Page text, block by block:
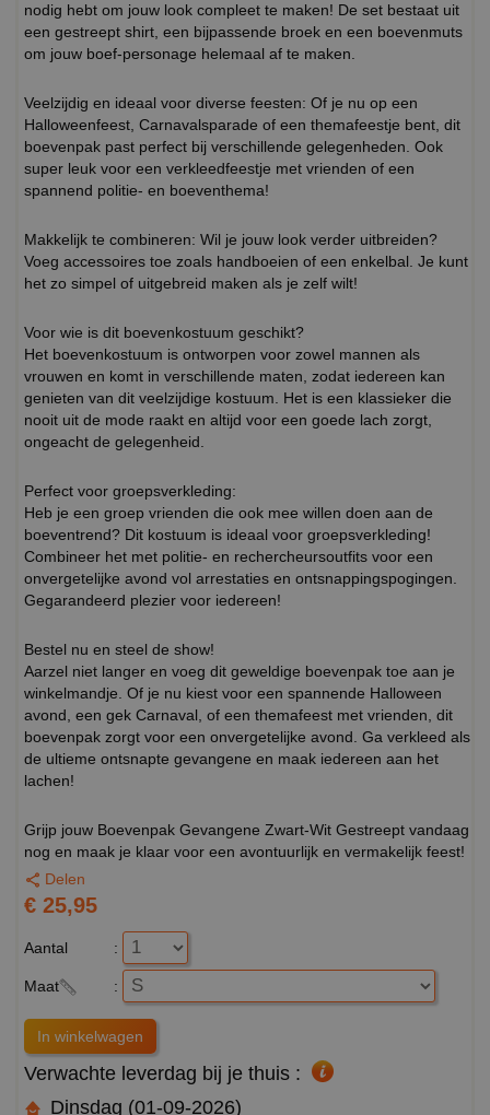
nodig hebt om jouw look compleet te maken! De set bestaat uit
een gestreept shirt, een bijpassende broek en een boevenmuts
om jouw boef-personage helemaal af te maken.
Veelzijdig en ideaal voor diverse feesten: Of je nu op een
Halloweenfeest, Carnavalsparade of een themafeestje bent, dit
boevenpak past perfect bij verschillende gelegenheden. Ook
super leuk voor een verkleedfeestje met vrienden of een
spannend politie- en boeventhema!
Makkelijk te combineren: Wil je jouw look verder uitbreiden?
Voeg accessoires toe zoals handboeien of een enkelbal. Je kunt
het zo simpel of uitgebreid maken als je zelf wilt!
Voor wie is dit boevenkostuum geschikt?
Het boevenkostuum is ontworpen voor zowel mannen als
vrouwen en komt in verschillende maten, zodat iedereen kan
genieten van dit veelzijdige kostuum. Het is een klassieker die
nooit uit de mode raakt en altijd voor een goede lach zorgt,
ongeacht de gelegenheid.
Perfect voor groepsverkleding:
Heb je een groep vrienden die ook mee willen doen aan de
boeventrend? Dit kostuum is ideaal voor groepsverkleding!
Combineer het met politie- en rechercheursoutfits voor een
onvergetelijke avond vol arrestaties en ontsnappingspogingen.
Gegarandeerd plezier voor iedereen!
Bestel nu en steel de show!
Aarzel niet langer en voeg dit geweldige boevenpak toe aan je
winkelmandje. Of je nu kiest voor een spannende Halloween
avond, een gek Carnaval, of een themafeest met vrienden, dit
boevenpak zorgt voor een onvergetelijke avond. Ga verkleed als
de ultieme ontsnapte gevangene en maak iedereen aan het
lachen!
Grijp jouw Boevenpak Gevangene Zwart-Wit Gestreept vandaag
nog en maak je klaar voor een avontuurlijk en vermakelijk feest!
Delen
€ 25,95
Aantal :
Maat :
Verwachte leverdag bij je thuis :
Dinsdag (01-09-2026)